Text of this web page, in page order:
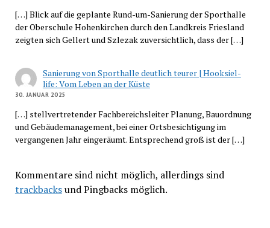
[…] Blick auf die geplante Rund-um-Sanierung der Sporthalle
der Oberschule Hohenkirchen durch den Landkreis Friesland
zeigten sich Gellert und Szlezak zuversichtlich, dass der […]
Sanierung von Sporthalle deutlich teurer | Hooksiel-
life: Vom Leben an der Küste
30. JANUAR 2025
[…] stellvertretender Fachbereichsleiter Planung, Bauordnung
und Gebäudemanagement, bei einer Ortsbesichtigung im
vergangenen Jahr eingeräumt. Entsprechend groß ist der […]
Kommentare sind nicht möglich, allerdings sind
trackbacksund Pingbacks möglich.